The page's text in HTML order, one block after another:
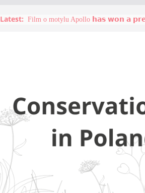
Latest: